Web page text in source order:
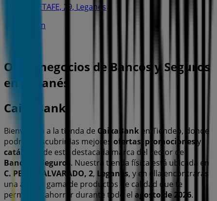
C. GETAFE, 29, Leganés
421 m
Otros negocios de Bancos y Seguros
en Leganés
CaixaBank
Bienvenido a la tienda de CaixaBank en Tiendeo, donde
podrás descubrir las mejores ofertas promociones y
catálogos
de esta destacada marca del sector de
Bancos y Seguros . Nuestra tienda física está ubicada en
C. PEDRO ALVARADO, 2, Leganés, y en ella encontrarás
una amplia gama de productos de calidad que te
permitirán ahorrar durante todo el agosto de 2026.